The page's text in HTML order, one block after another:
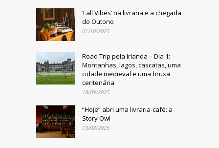
‘Fall Vibes’ na livraria e a chegada
do Outono
01/10/2025
Road Trip pela Irlanda – Dia 1:
Montanhas, lagos, cascatas, uma
cidade medieval e uma bruxa
centenária
18/09/2025
“Hoje” abri uma livraria-café: a
Story Owl
13/08/2025